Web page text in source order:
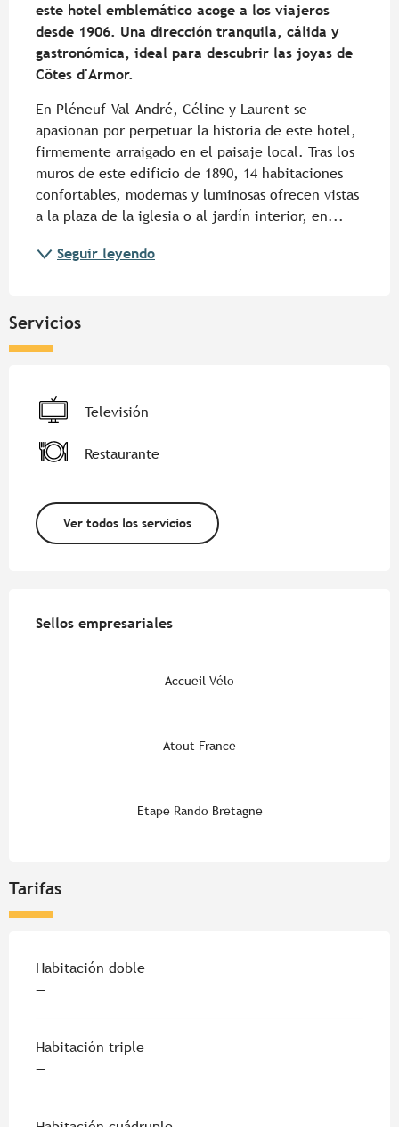
este hotel emblemático acoge a los viajeros
desde 1906. Una dirección tranquila, cálida y
gastronómica, ideal para descubrir las joyas de
Côtes d'Armor.
En Pléneuf-Val-André, Céline y Laurent se
apasionan por perpetuar la historia de este hotel,
firmemente arraigado en el paisaje local. Tras los
muros de este edificio de 1890, 14 habitaciones
confortables, modernas y luminosas ofrecen vistas
a la plaza de la iglesia o al jardín interior, en...
Seguir leyendo
Servicios
Televisión
Restaurante
Ver todos los servicios
Sellos empresariales
Sellos empresariales
Accueil Vélo
Atout France
Etape Rando Bretagne
Tarifas
Tarifas 2026
Habitación doble
—
Habitación triple
—